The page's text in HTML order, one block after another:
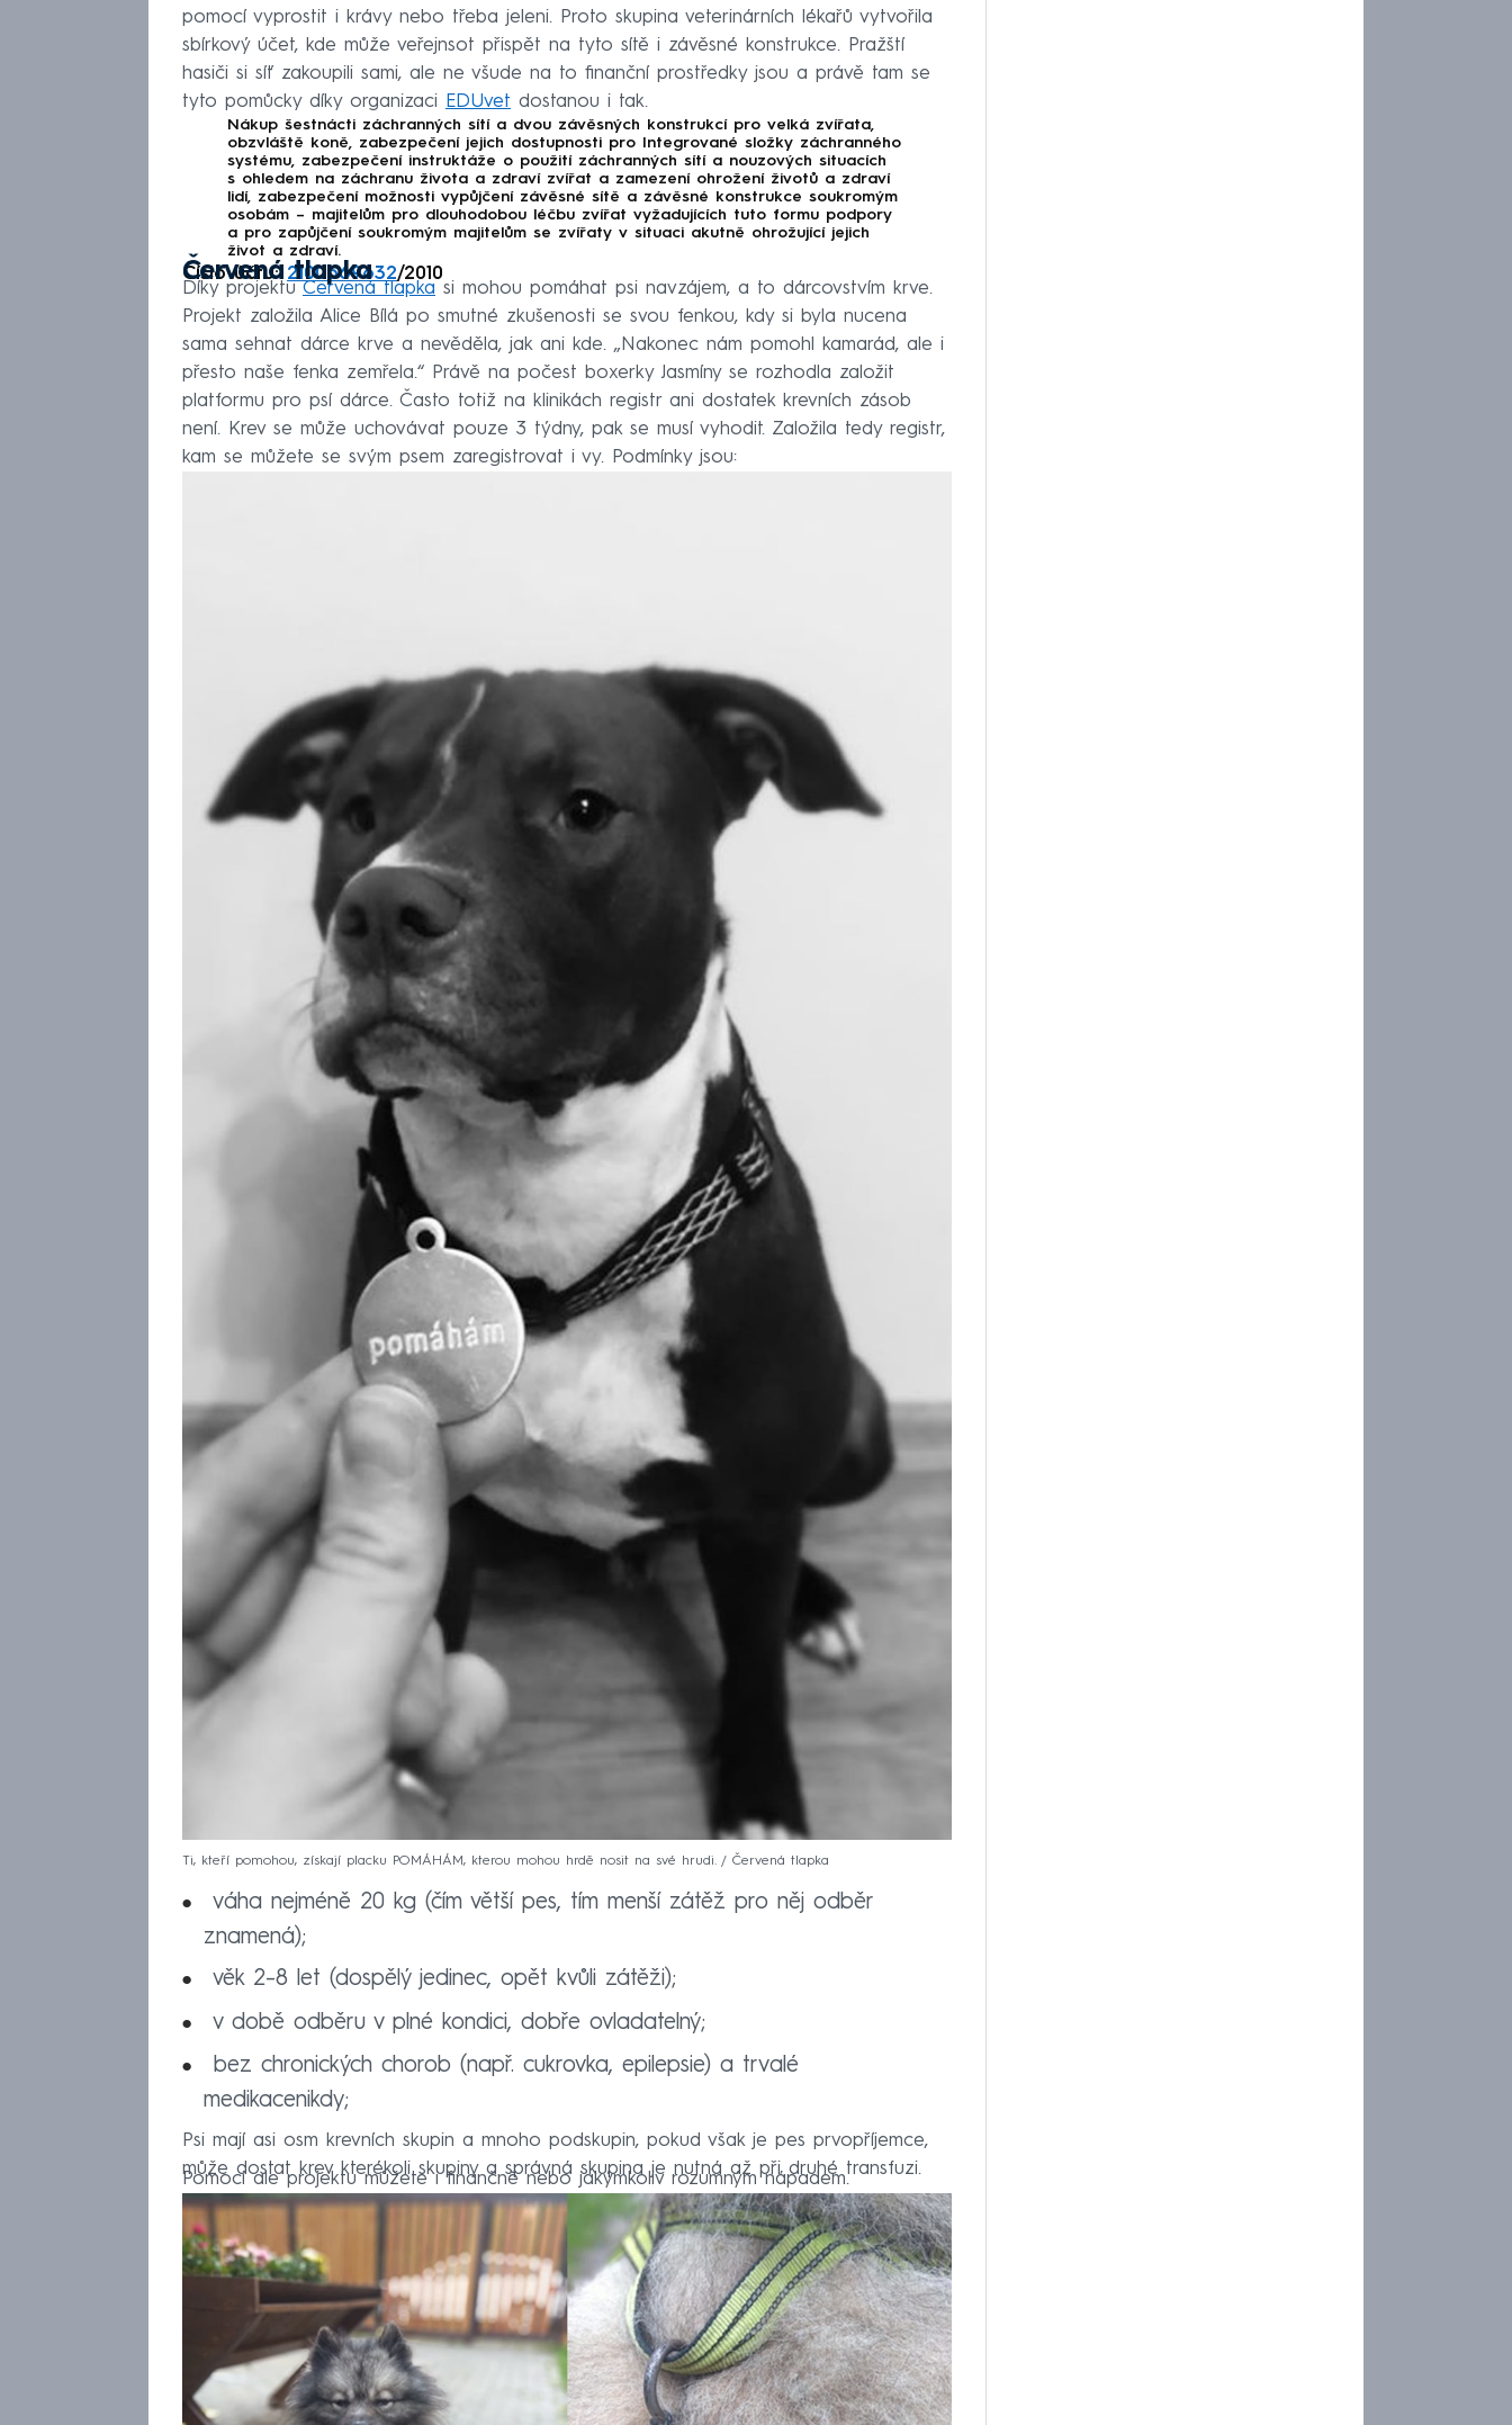
pomocí vyprostit i krávy nebo třeba jeleni. Proto skupina veterinárních lékařů vytvořila
sbírkový účet, kde může veřejnsot přispět na tyto sítě i závěsné konstrukce. Pražští
hasiči si síť zakoupili sami, ale ne všude na to finanční prostředky jsou a právě tam se
tyto pomůcky díky organizaci
EDUvet dostanou i tak.
Nákup šestnácti záchranných sítí a dvou závěsných konstrukcí pro velká zvířata,
obzvláště koně, zabezpečení jejich dostupnosti pro Integrované složky záchranného
systému, zabezpečení instruktáže o použití záchranných sítí a nouzových situacích
s ohledem na záchranu života a zdraví zvířat a zamezení ohrožení životů a zdraví
lidí, zabezpečení možnosti vypůjčení závěsné sítě a závěsné konstrukce soukromým
osobám – majitelům pro dlouhodobou léčbu zvířat vyžadujících tuto formu podpory
a pro zapůjčení soukromým majitelům se zvířaty v situaci akutně ohrožující jejich
život a zdraví.
Číslo účtu: 2100669632/2010
Červená tlapka
Díky projektu Červená tlapka si mohou pomáhat psi navzájem, a to dárcovstvím krve.
Projekt založila Alice Bílá po smutné zkušenosti se svou fenkou, kdy si byla nucena
sama sehnat dárce krve a nevěděla, jak ani kde. „Nakonec nám pomohl kamarád, ale i
přesto naše fenka zemřela.“ Právě na počest boxerky Jasmíny se rozhodla založit
platformu pro psí dárce. Často totiž na klinikách registr ani dostatek krevních zásob
není. Krev se může uchovávat pouze 3 týdny, pak se musí vyhodit. Založila tedy registr,
kam se můžete se svým psem zaregistrovat i vy. Podmínky jsou:
Ti, kteří pomohou, získají placku POMÁHÁM, kterou mohou hrdě nosit na své hrudi. / Červená tlapka
váha nejméně 20 kg (čím větší pes, tím menší zátěž pro něj odběr
znamená);
věk 2–8 let (dospělý jedinec, opět kvůli zátěži);
v době odběru v plné kondici, dobře ovladatelný;
bez chronických chorob (např. cukrovka, epilepsie) a trvalé
medikacenikdy;
Psi mají asi osm krevních skupin a mnoho podskupin, pokud však je pes prvopříjemce,
může dostat krev kterékoli skupiny a správná skupina je nutná až při druhé transfuzi.
Pomoci ale projektu můžete i finančně nebo jakýmkoliv rozumným nápadem.